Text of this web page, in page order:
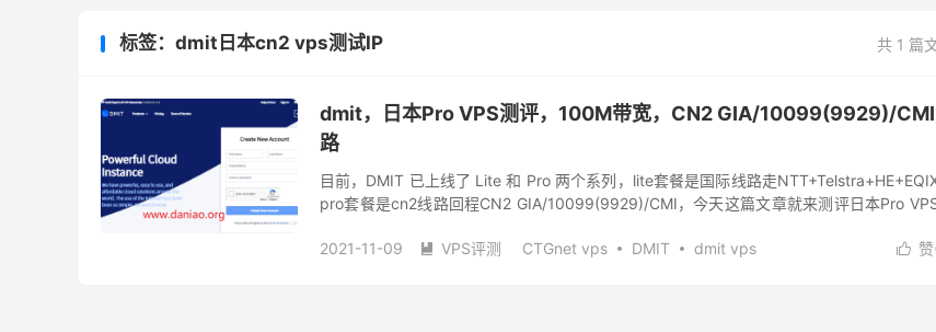
共 1 篇
标签：dmit日本cn2 vps测试IP
dmit，日本Pro VPS测评，100M带宽，CN2 GIA/10099(9929)/
路
目前，DMIT 已上线了 Lite 和 Pro 两个系列，lite套餐是国际线路走NTT+Telstra+HE+EQIX
pro套餐是cn2线路回程CN2 GIA/10099(9929)/CMI，今天这篇文章就来测评日本Pro

2021-11-09  VPS评测 CTGnet vps DMIT
dmit vps